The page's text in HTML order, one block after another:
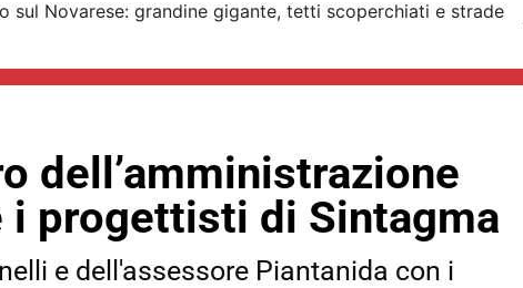
sul Novarese: grandine gigante, tetti scoperchiati e strade
dell’amministrazione
i progettisti di Sintagma
e dell'assessore Piantanida con i